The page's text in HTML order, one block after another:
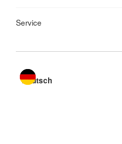
Service
Sprache wechseln zu